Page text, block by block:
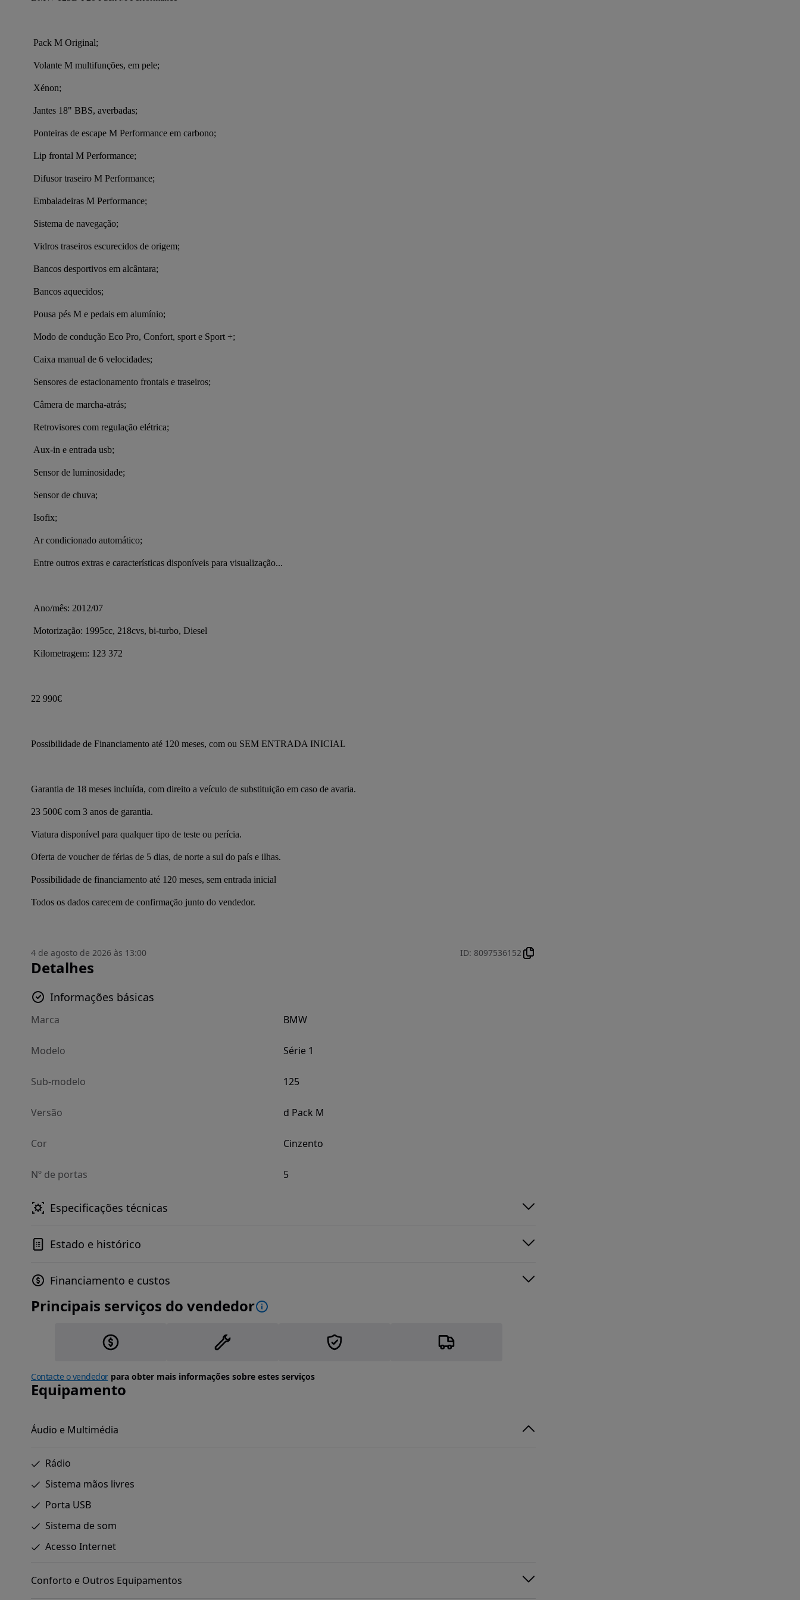
Pack M Original;
Volante M multifunções, em pele;
Xénon;
Jantes 18" BBS, averbadas;
Ponteiras de escape M Performance em carbono;
Lip frontal M Performance;
Difusor traseiro M Performance;
Embaladeiras M Performance;
Sistema de navegação;
Vidros traseiros escurecidos de origem;
Bancos desportivos em alcântara;
Bancos aquecidos;
Pousa pés M e pedais em alumínio;
Modo de condução Eco Pro, Confort, sport e Sport +;
Caixa manual de 6 velocidades;
Sensores de estacionamento frontais e traseiros;
Câmera de marcha-atrás;
Retrovisores com regulação elétrica;
Aux-in e entrada usb;
Sensor de luminosidade;
Sensor de chuva;
Isofix;
Ar condicionado automático;
Entre outros extras e características disponíveis para visualização...
Ano/mês: 2012/07
Motorização: 1995cc, 218cvs, bi-turbo, Diesel
Kilometragem: 123 372
22 990€
Possibilidade de Financiamento até 120 meses, com ou SEM ENTRADA INICIAL
Garantia de 18 meses incluída, com direito a veículo de substituição em caso de avaria.
23 500€ com 3 anos de garantia.
Viatura disponível para qualquer tipo de teste ou perícia.
Oferta de voucher de férias de 5 dias, de norte a sul do país e ilhas.
Possibilidade de financiamento até 120 meses, sem entrada inicial
Todos os dados carecem de confirmação junto do vendedor.
4 de agosto de 2026 às 13:00 ID: 8097536152
Detalhes
Informações básicas
Marca BMW
Modelo Série 1
Sub-modelo 125
Versão d Pack M
Cor Cinzento
Nº de portas 5
Especificações técnicas
Estado e histórico
Financiamento e custos
Principais serviços do vendedor
Contacte o vendedorpara obter mais informações sobre estes serviços
Equipamento
Áudio e Multimédia
Rádio
Sistema mãos livres
Porta USB
Sistema de som
Acesso Internet
Conforto e Outros Equipamentos